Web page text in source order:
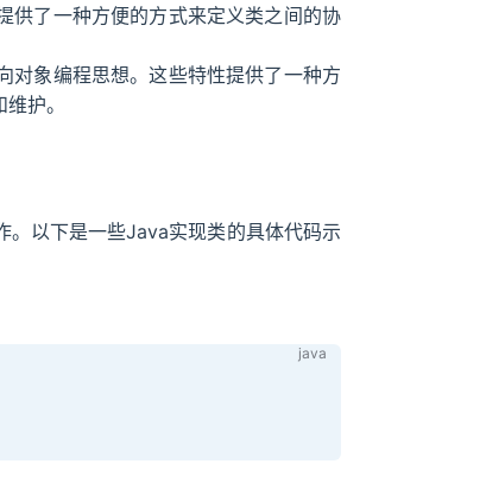
供了一种方便的方式来定义类之间的协
对象编程思想。这些特性提供了一种方
护。
以下是一些Java实现类的具体代码示